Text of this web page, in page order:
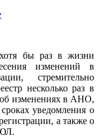
хотя бы раз в жизни
изменений в
стремительно
несколько раз в
изменениях в АНО,
уведомления о
а также о